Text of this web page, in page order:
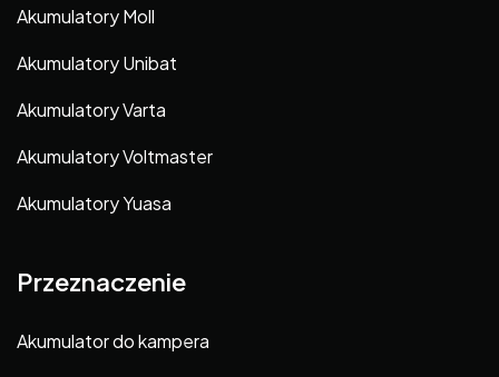
Akumulatory Moll
Akumulatory Unibat
Akumulatory Varta
Akumulatory Voltmaster
Akumulatory Yuasa
Przeznaczenie
Akumulator do kampera